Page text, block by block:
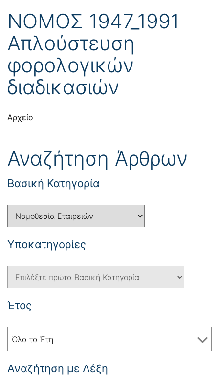
ΝΟΜΟΣ 1947_1991
Απλούστευση
φορολογικών
διαδικασιών
Αρχείο
Αναζήτηση Άρθρων
Βασική Κατηγορία
Yποκατηγορίες
Έτος
Όλα τα Έτη
Αναζήτηση με Λέξη